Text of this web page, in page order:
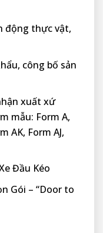
động thực vật,
công bố sản
xuất xứ
mẫu: Form A,
AK, Form AJ,
Đầu Kéo
Gói – “Door to